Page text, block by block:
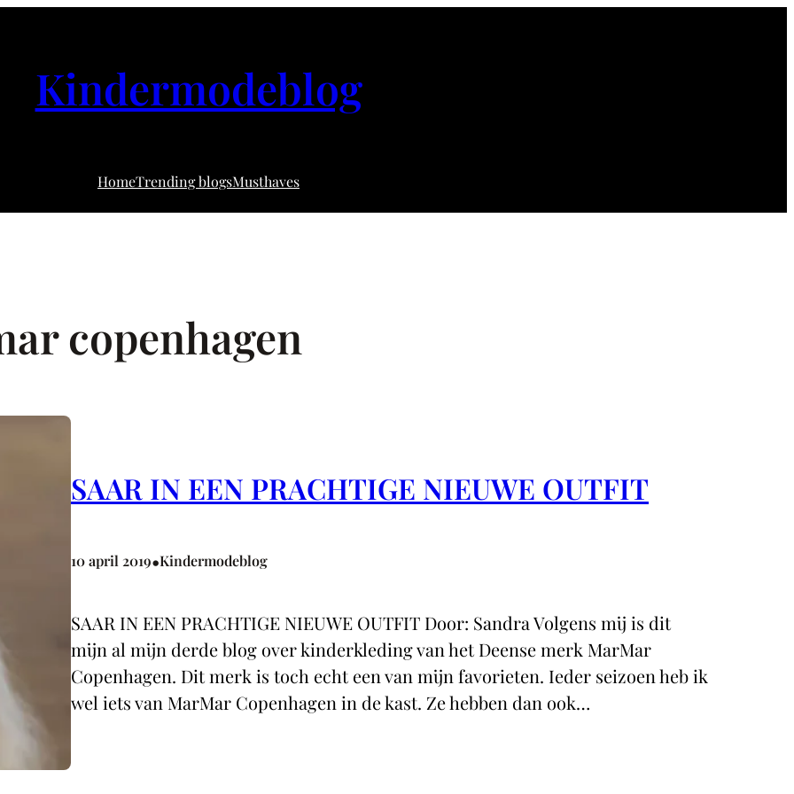
Kindermodeblog
HomeTrending blogsMusthaves
copenhagen
SAAR IN EEN PRACHTIGE NIEUWE OUTFIT
10 april 2019•Kindermodeblog
SAAR IN EEN PRACHTIGE NIEUWE OUTFIT Door: Sandra Volgens mij is dit
mijn al mijn derde blog over kinderkleding van het Deense merk MarMar
Copenhagen. Dit merk is toch echt een van mijn favorieten. Ieder seizoen heb ik
wel iets van MarMar Copenhagen in de kast. Ze hebben dan ook…